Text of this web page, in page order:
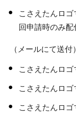
こさえたんロ
回申請時のみ配
（メールにて送付）
こさえたんロ
こさえたんロ
こさえたんロ